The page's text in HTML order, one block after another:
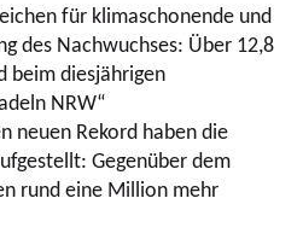
für klimaschonende und
des Nachwuchses: Über 12,8
beim diesjährigen
NRW“
neuen Rekord haben die
Gegenüber dem
rund eine Million mehr